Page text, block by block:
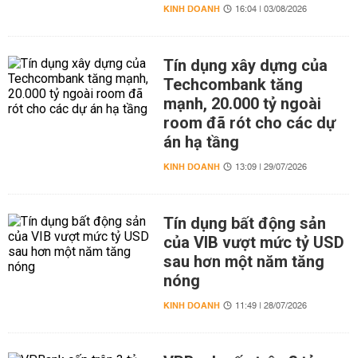
KINH DOANH 16:04 | 03/08/2026
Tín dụng xây dựng của
Techcombank tăng
mạnh, 20.000 tỷ ngoài
room đã rót cho các dự
án hạ tầng
KINH DOANH 13:09 | 29/07/2026
Tín dụng bất động sản
của VIB vượt mức tỷ USD
sau hơn một năm tăng
nóng
KINH DOANH 11:49 | 28/07/2026